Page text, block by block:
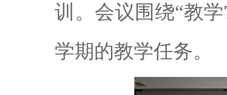
训 。会议围绕“教
学期的教学任务。